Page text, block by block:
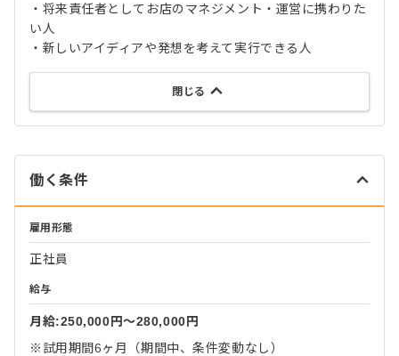
・将来責任者としてお店のマネジメント・運営に携わりた
い人
・新しいアイディアや発想を考えて実行できる人
閉じる
働く条件
雇用形態
正社員
給与
月給:250,000円〜280,000円
※試用期間6ヶ月（期間中、条件変動なし）